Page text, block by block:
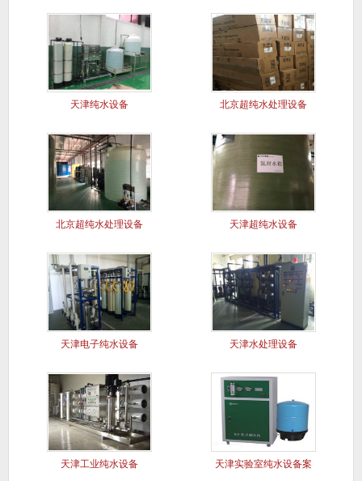
天津纯水设备 北京超纯水处理设备
北京超纯水处理设备 天津超纯水设备
天津电子纯水设备 天津水处理设备
天津工业纯水设备 天津实验室纯水设备案